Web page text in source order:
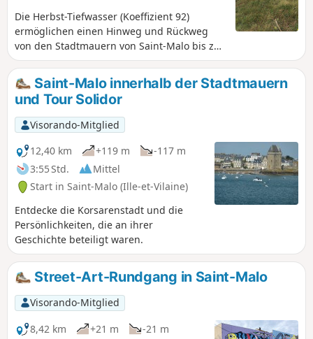
Die Herbst-Tiefwasser (Koeffizient 92)
ermöglichen einen Hinweg und Rückweg
von den Stadtmauern von Saint-Malo bis zur
Pointe de la Varde über das Vorland und
trockenen Fußes. Man folgt in einiger
Entfernung demGRP®® Tour du Pays
Malouin.
Saint-Malo innerhalb der Stadtmauern
und Tour Solidor
Visorando-Mitglied
12,40 km
+119 m
-117 m
3:55 Std.
Mittel
Start in Saint-Malo (Ille-et-Vilaine)
Entdecke die Korsarenstadt und die
Persönlichkeiten, die an ihrer
Geschichte beteiligt waren.
Street-Art-Rundgang in Saint-Malo
Visorando-Mitglied
8,42 km
+21 m
-21 m